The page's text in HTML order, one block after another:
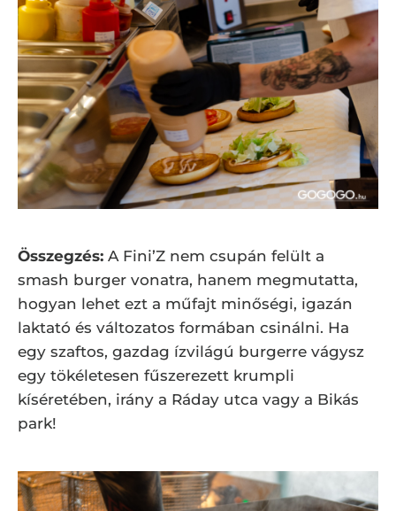
Összegzés: A Fini’Z nem csupán felült a
smash burger vonatra, hanem megmutatta,
hogyan lehet ezt a műfajt minőségi, igazán
laktató és változatos formában csinálni. Ha
egy szaftos, gazdag ízvilágú burgerre vágysz
egy tökéletesen fűszerezett krumpli
kíséretében, irány a Ráday utca vagy a Bikás
park!